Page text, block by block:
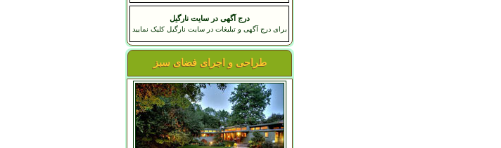
درج آگهی در سایت نارگیل
برای درج آگهی و تبلیغات در سایت نارگیل کلیک نمایید
طراحی و اجرای فضای سبز